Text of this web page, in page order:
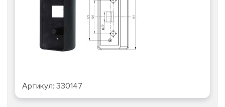
Артикул: 330147